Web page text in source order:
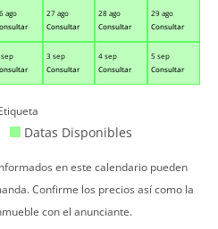
ago
27 ago
Consultar
28 ago
Consultar
29 ago
Consultar
3 sep
Consultar
4 sep
Consultar
5 sep
Consultar
Datas Disponibles
en este calendario pueden
Confirme los precios así como la
con el anunciante.